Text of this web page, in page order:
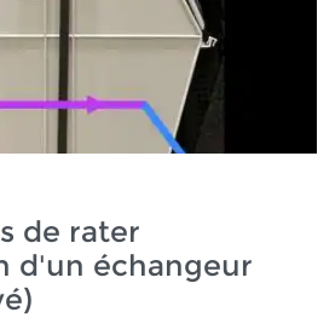
de rater
d'un échangeur